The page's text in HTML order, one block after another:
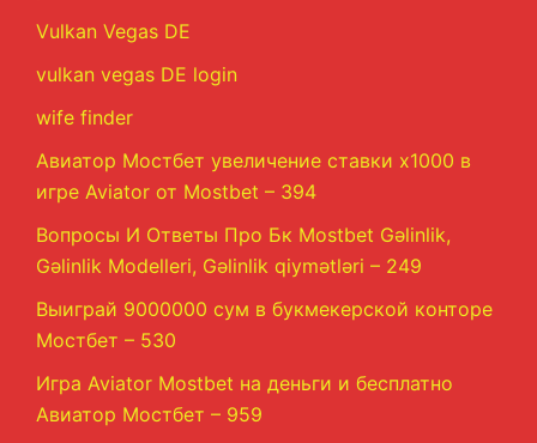
Vulkan Vegas DE
vulkan vegas DE login
wife finder
Авиатор Мостбет увеличение ставки х1000 в
игре Aviator от Mostbet – 394
Вопросы И Ответы Про Бк Mostbet Gəlinlik,
Gəlinlik Modelleri, Gəlinlik qiymətləri – 249
Выиграй 9000000 сум в букмекерской конторе
Мостбет – 530
Игра Aviator Mostbet на деньги и бесплатно
Авиатор Мостбет – 959